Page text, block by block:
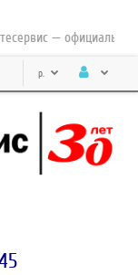
— официальный
р.